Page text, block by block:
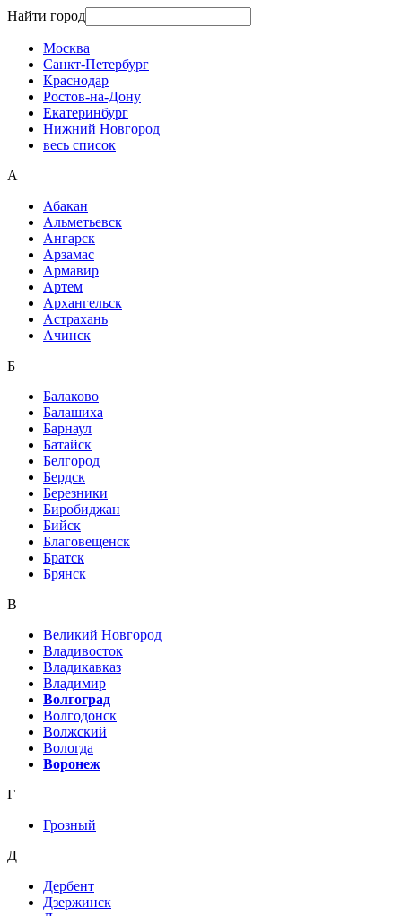
Найти город
Москва
Санкт-Петербург
Краснодар
Ростов-на-Дону
Екатеринбург
Нижний Новгород
весь список
А
Абакан
Альметьевск
Ангарск
Арзамас
Армавир
Артем
Архангельск
Астрахань
Ачинск
Б
Балаково
Балашиха
Барнаул
Батайск
Белгород
Бердск
Березники
Биробиджан
Бийск
Благовещенск
Братск
Брянск
В
Великий Новгород
Владивосток
Владикавказ
Владимир
Волгоград
Волгодонск
Волжский
Вологда
Воронеж
Г
Грозный
Д
Дербент
Дзержинск